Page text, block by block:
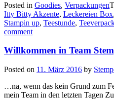
Posted in Goodies, Verpackungen
Itty Bitty Akzente, Leckereien Box,
Stampin up, Teestunde,
comment
Willkommen in Team
Posted on 11. März 2016 by
…na, wenn das kein Grund zum
mein Team in den letzten Tagen